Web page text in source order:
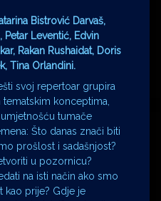
Bistrović Darvaš,
Leventić, Edvin
Rakan Rushaidat, Doris
Tina Orlandini.
svoj repertoar grupira
konceptima,
tumače
Što danas znači biti
prošlost i sadašnjost?
u pozornicu?
na isti način ako smo
kao prije? Gdje je